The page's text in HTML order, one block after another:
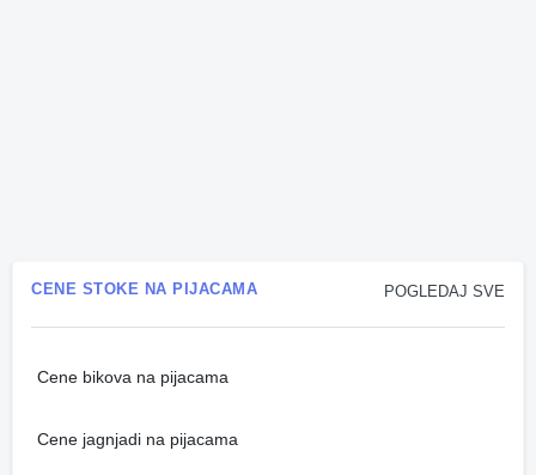
POGLEDAJ SVE
CENE STOKE NA PIJACAMA
Cene bikova na pijacama
Cene jagnjadi na pijacama